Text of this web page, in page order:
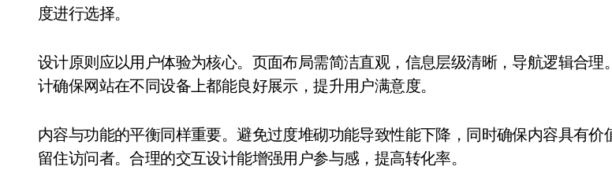
度进行选择。
设计原则应以用户体验为核心。页面布局需简洁直观，信息层级清晰，导航逻辑合理
计确保网站在不同设备上都能良好展示，提升用户满意度。
内容与功能的平衡同样重要。避免过度堆砌功能导致性能下降，同时确保内容具有价
留住访问者。合理的交互设计能增强用户参与感，提高转化率。